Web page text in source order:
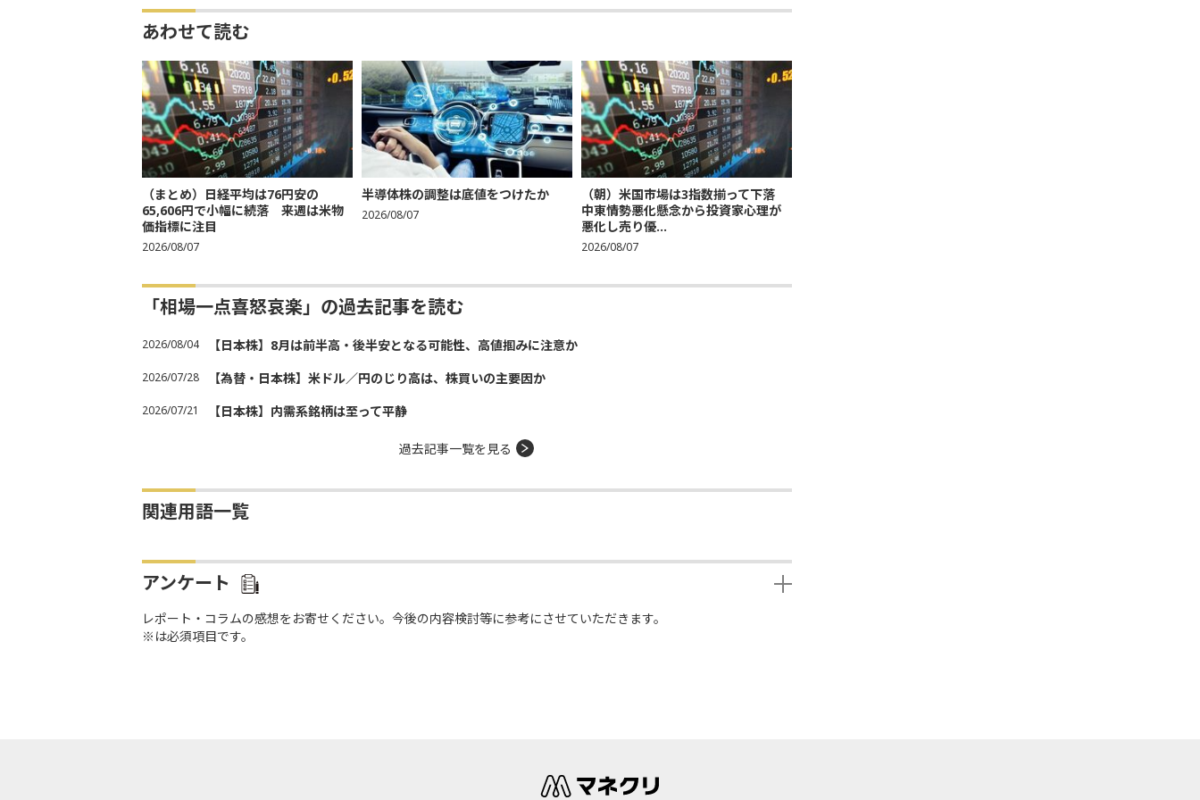
あわせて読む
（まとめ）日経平均は76円安の
65,606円で小幅に続落 来週は米物
価指標に注目
2026/08/07
半導体株の調整は底値をつけたか
2026/08/07
（朝）米国市場は3指数揃って下落
中東情勢悪化懸念から投資家心理が
悪化し売り優...
2026/08/07
「相場一点喜怒哀楽」の過去記事を読む
2026/08/04 【日本株】8月は前半高・後半安となる可能性、高値掴みに注意か
2026/07/28 【為替・日本株】米ドル／円のじり高は、株買いの主要因か
2026/07/21 【日本株】内需系銘柄は至って平静
過去記事一覧を見る
関連用語一覧
アンケート
レポート・コラムの感想をお寄せください。今後の内容検討等に参考にさせていただきます。
※は必須項目です。